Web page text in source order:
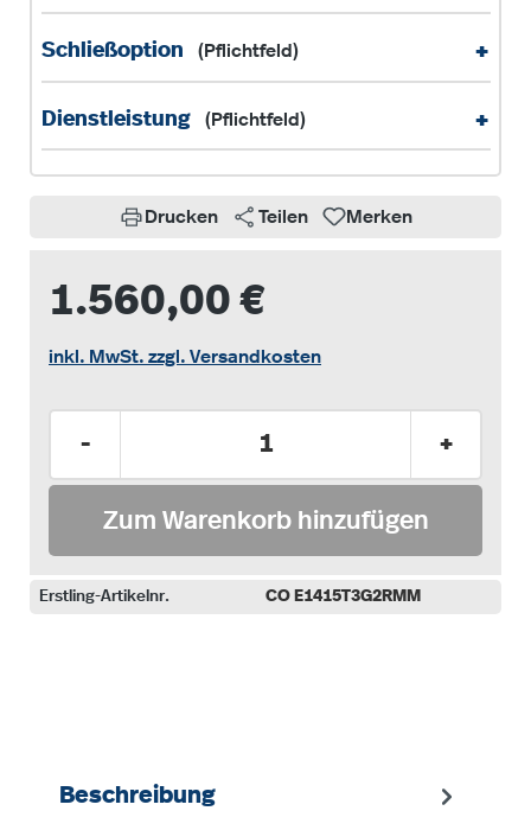
Schließoption (Pflichtfeld) +
Dienstleistung (Pflichtfeld) +
Drucken Teilen Merken
1.560,00 €
inkl. MwSt. zzgl. Versandkosten
- +
Zum Warenkorb hinzufügen
Erstling-Artikelnr. CO E1415T3G2RMM
Beschreibung